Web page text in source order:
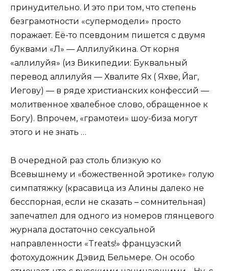
принудительно. И это при том, что степень
безграмотности «супермодели» просто
поражает. Её-то псевдоним пишется с двумя
буквами «Л» — Аллилуйкина. От корня
«аллилуйя» (из Википедии: Буквальный
перевод аллилуйя — Хвалите Ях ( Яхве, Йаг,
Иегову) — в ряде христианских конфессий —
молитвенное хвалебное слово, обращенное к
Богу). Впрочем, «грамотеи» шоу-биза могут
этого и не знать …
В очередной раз столь близкую ко
Всевышнему и «божественной эротике» голую
симпатяжку (красавица из Алины далеко не
бесспорная, если не сказать – сомнительная)
запечатлел для одного из номеров глянцевого
журнала достаточно сексуальной
направленности «Treats!» французский
фотохудожник Дэвид Бельмере. Он особо